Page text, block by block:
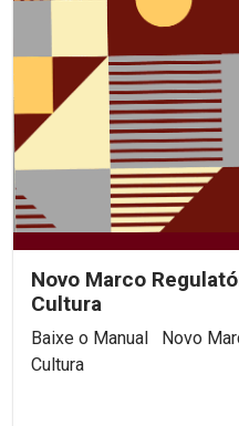
Novo Marco
Cultura
Baixe o Manual Novo Marco Regulatório de Fomento å
Cultura